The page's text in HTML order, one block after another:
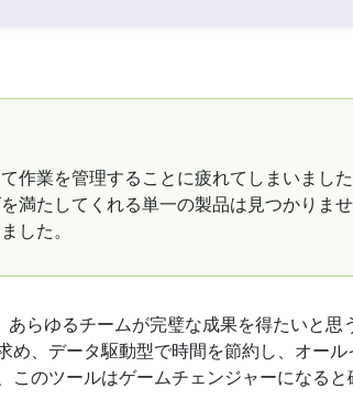
作業を管理することに疲れてしまいまし
満たしてくれる単一の製品は見つかりま
した。
らゆるチームが完璧な成果を得たいと思
め、データ駆動型で時間を節約し、オー
このツールはゲームチェンジャーになると